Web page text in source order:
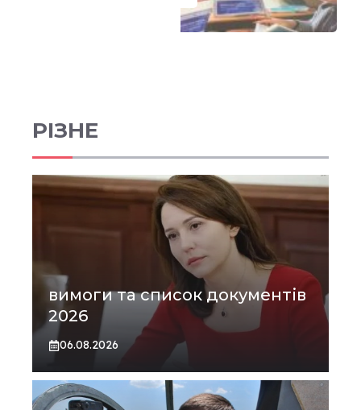
РІЗНЕ
вимоги та список документів
2026
06.08.2026